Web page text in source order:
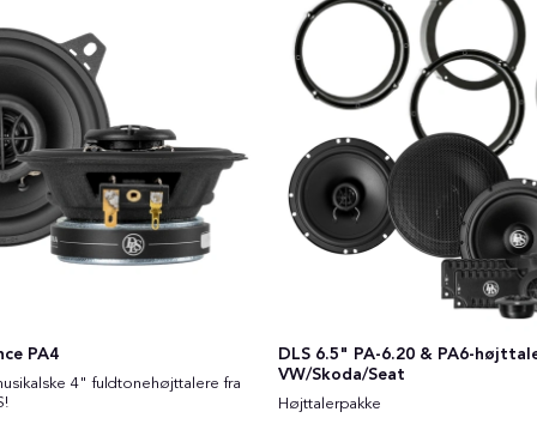
PA4
4" fuldtonehøjttalere fra
DLS 6.5" PA-6.20 & PA6-
VW/Skoda/Seat
Højttalerpakke